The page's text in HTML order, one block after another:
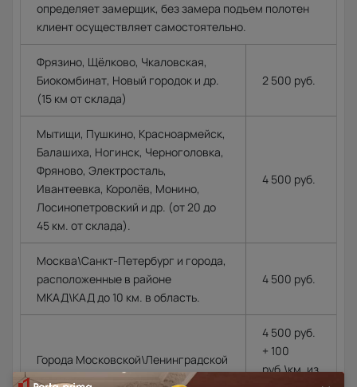
определяет замерщик, без замера подъем полотен
клиент осуществляет самостоятельно.
Фрязино, Щёлково, Чкаловская,
Биокомбинат, Новый городок и др.
(15 км от склада)
2 500 руб.
Мытищи, Пушкино, Красноармейск,
Балашиха, Ногинск, Черноголовка,
Фряново, Электросталь,
Ивантеевка, Королёв, Монино,
Лосинопетровский и др. (от 20 до
45 км. от склада).
4 500 руб.
Москва\Санкт-Петербург и города,
расположенные в районе
МКАД\КАД до 10 км. в область.
4 500 руб.
Города Московской\Ленинградской
области, располагающиеся далее
4 500 руб.
+ 100
руб.\км. из